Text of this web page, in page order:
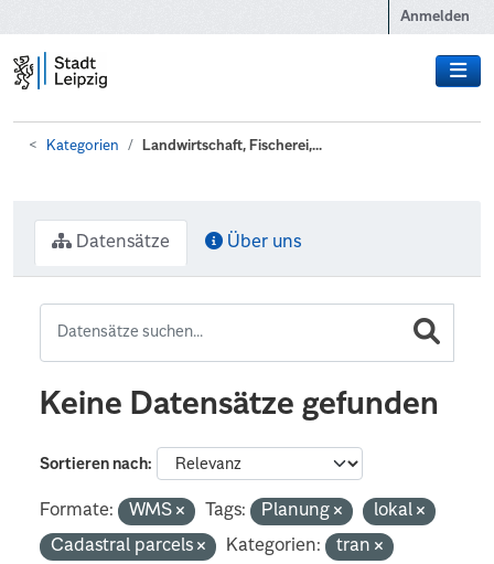
Anmelden
Kategorien Landwirtschaft, Fischerei,...
Datensätze Über uns
Keine Datensätze gefunden
Sortieren nach
Formate: WMS Tags: Planung
lokal
Cadastral parcels
Kategorien:
tran